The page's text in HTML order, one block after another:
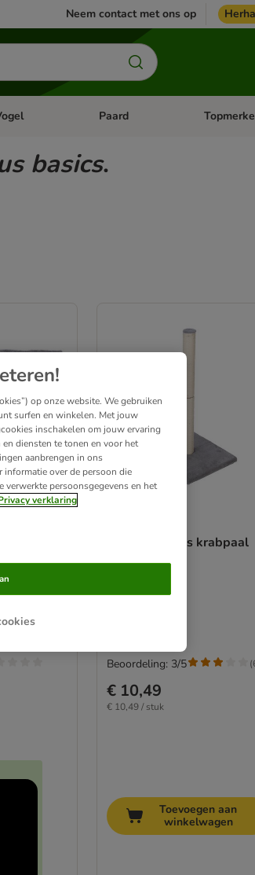
Neem contact met ons op
dieren
categorie menu: VisOpen categorie menu: Vogel
Paard Open
basics.
zooplus Basics krabpaal
grijs
€ 10,49
€ 10,49 / stuk
Beoordeling: 3/5 (
Toevoegen aan
winkelwagen
op onze website. We gebruiken
surfen en winkelen. Met jouw
inschakelen om jouw ervaring
diensten te tonen en voor het
aanbrengen in ons
informatie over de persoon die
persoonsgegevens en het
verklaring